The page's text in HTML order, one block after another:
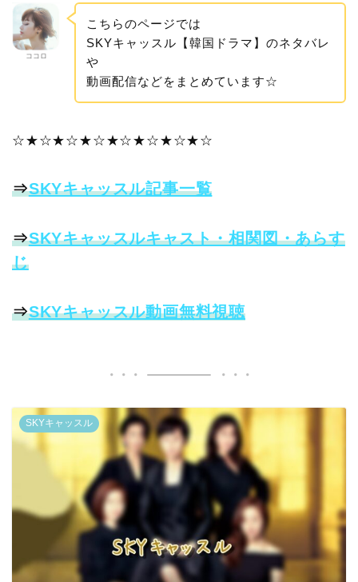
ココロ
こちらのページでは
SKYキャッスル【韓国ドラマ】のネタバレ
や
動画配信などをまとめています☆
☆★☆★☆★☆★☆★☆★☆★☆
⇒SKYキャッスル記事一覧
⇒SKYキャッスルキャスト・相関図・あらす
じ
⇒SKYキャッスル動画無料視聴
SKYキャッスル